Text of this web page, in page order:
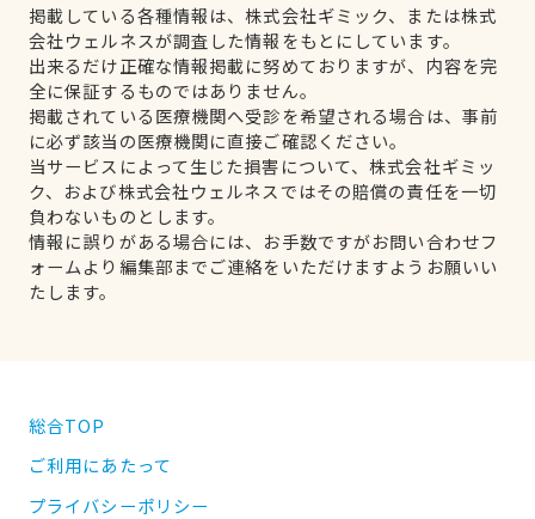
掲載している各種情報は、株式会社ギミック、または株式
会社ウェルネスが調査した情報をもとにしています。
出来るだけ正確な情報掲載に努めておりますが、内容を完
全に保証するものではありません。
掲載されている医療機関へ受診を希望される場合は、事前
に必ず該当の医療機関に直接ご確認ください。
当サービスによって生じた損害について、株式会社ギミッ
ク、および株式会社ウェルネスではその賠償の責任を一切
負わないものとします。
情報に誤りがある場合には、お手数ですがお問い合わせフ
ォームより編集部までご連絡をいただけますようお願いい
たします。
総合TOP
ご利用にあたって
プライバシーポリシー